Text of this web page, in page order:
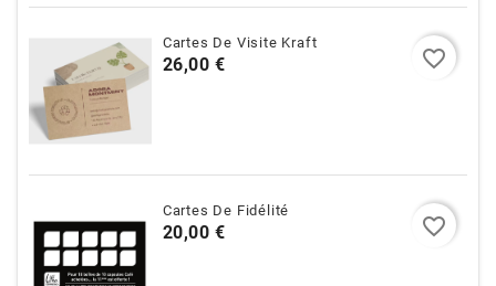
Cartes De Visite Kraft
26,00 €Prix favorite_border
Cartes De Fidélité
20,00 €Prix favorite_border